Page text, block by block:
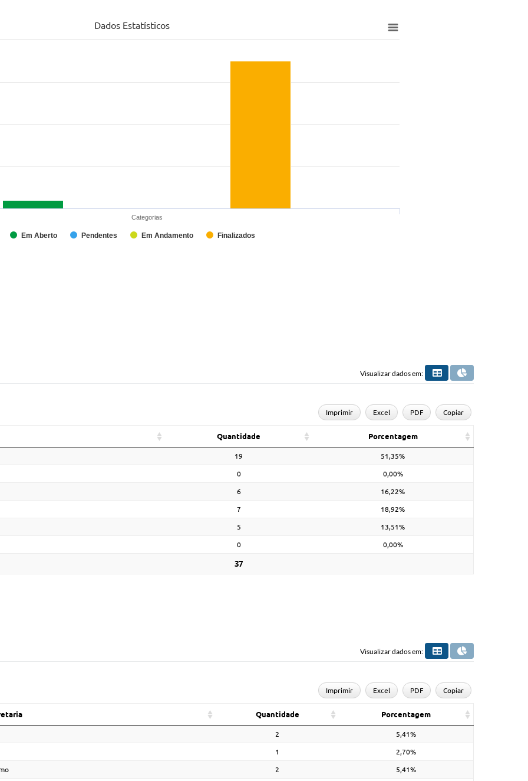
Dados Estatísticos
Em Aberto Pendentes Em Andamento Finalizados
Categorias
Visualizar dados em:
Imprimir Excel PDF Copiar
Quantidade Porcentagem
19 51,35%
0 0,00%
6 16,22%
7 18,92%
5 13,51%
0 0,00%
37
Visualizar dados em:
Imprimir Excel PDF Copiar
Quantidade Porcentagem
2 5,41%
1 2,70%
2 5,41%